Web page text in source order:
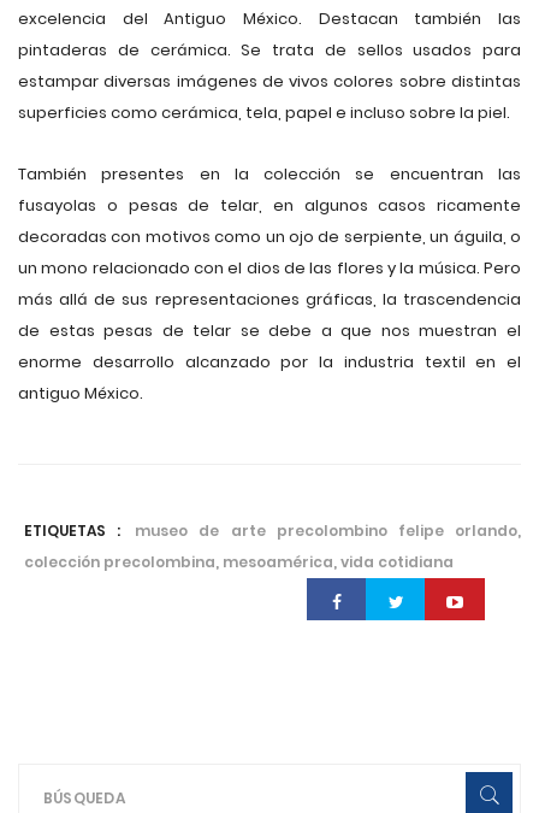
excelencia del Antiguo México. Destacan también las
pintaderas de cerámica. Se trata de sellos usados para
estampar diversas imágenes de vivos colores sobre distintas
superficies como cerámica, tela, papel e incluso sobre la piel.
También presentes en la colección se encuentran las
fusayolas o pesas de telar, en algunos casos ricamente
decoradas con motivos como un ojo de serpiente, un águila, o
un mono relacionado con el dios de las flores y la música. Pero
más allá de sus representaciones gráficas, la trascendencia
de estas pesas de telar se debe a que nos muestran el
enorme desarrollo alcanzado por la industria textil en el
antiguo México.
ETIQUETAS :
museo de arte precolombino felipe orlando,
colección precolombina, mesoamérica, vida cotidiana